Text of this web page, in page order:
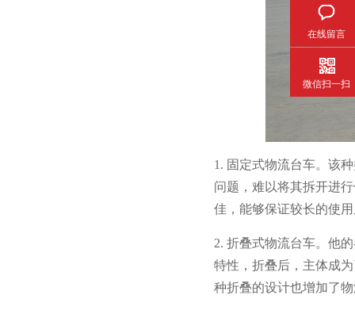
1. 固定式物流台车。
问题，难以将其拆开进行
佳，能够保证较长的使用
2. 折叠式物流台车。他
特性，折叠后，主体成
种折叠的设计也增加了物
在线留言
微信扫一扫